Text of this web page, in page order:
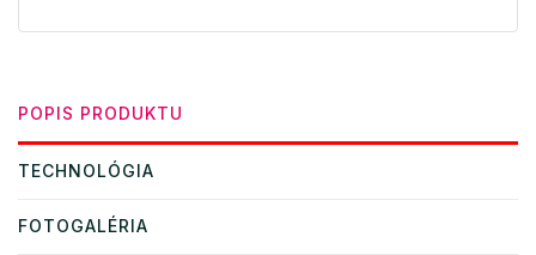
POPIS PRODUKTU
TECHNOLÓGIA
FOTOGALÉRIA